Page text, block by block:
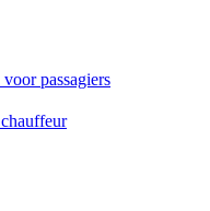
passagiers